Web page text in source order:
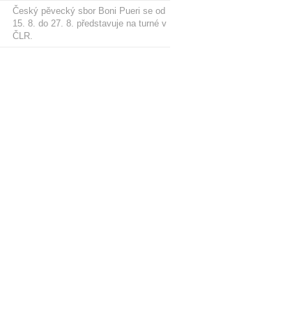
Český pěvecký sbor Boni Pueri se od
15. 8. do 27. 8. představuje na turné v
ČLR.